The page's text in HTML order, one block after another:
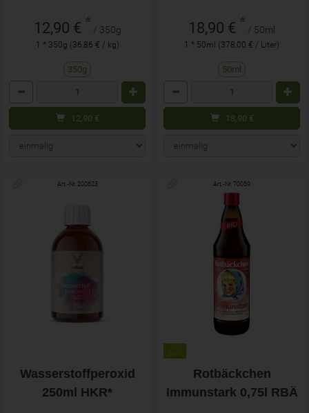
12,90 € * / 350g
1 * 350g (36,86 € / kg)
350g
12,90 €
18,90 € * / 50ml
1 * 50ml (378,00 € / Liter)
50ml
18,90 €
Art.-Nr. 200623
Wasserstoffperoxid
250ml HKR*
Art.-Nr. 70059
Rotbäckchen
Immunstark 0,75l RBÄ